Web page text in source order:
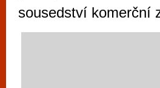
sousedství komerční